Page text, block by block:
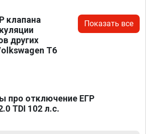
клапана
других
T6
Показать все
про отключение ЕГР
TDI 102 л.с.